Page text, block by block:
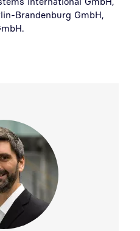
Brandenburg GmbH,